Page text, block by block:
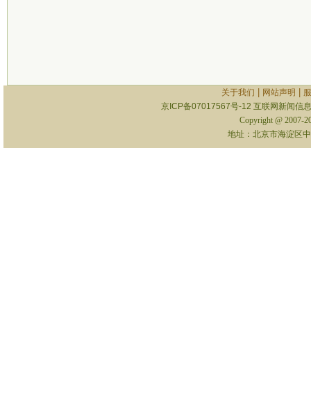
关于我们 网站声明
京ICP备07017567号-12 互联网新闻信
Copyright @ 2007-
地址：北京市海淀区